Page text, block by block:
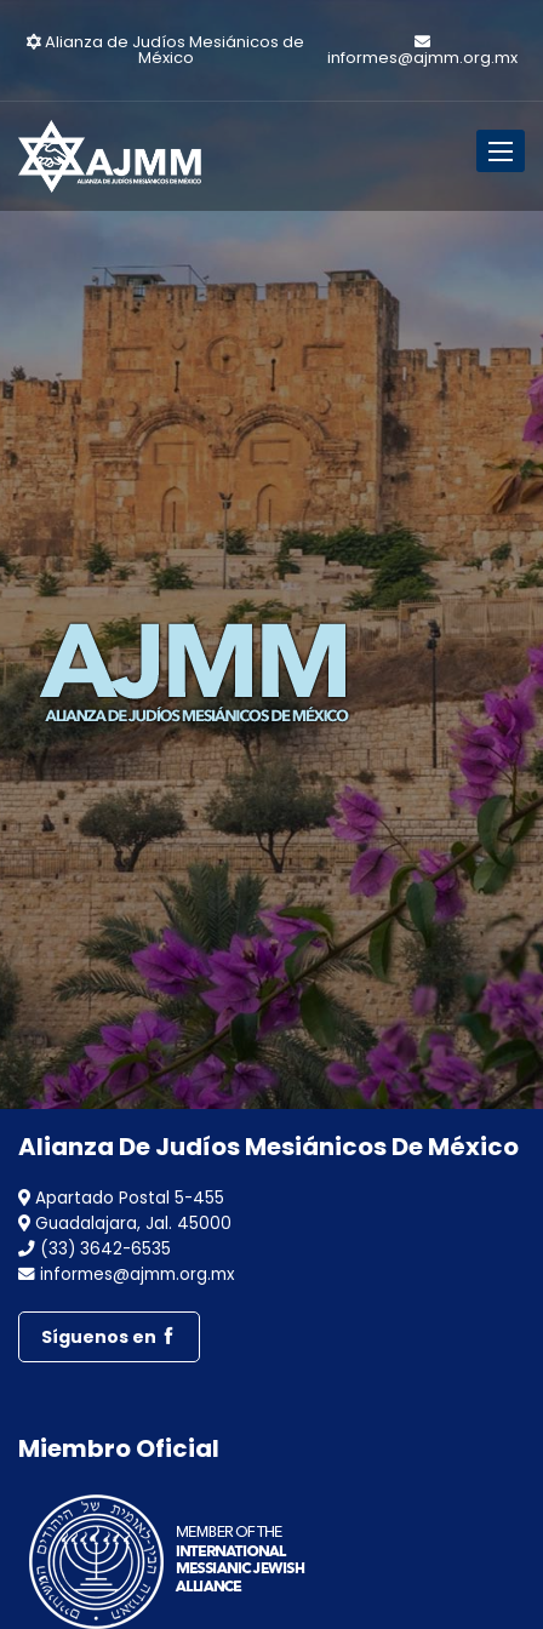
Alianza de Judíos Mesiánicos de
México informes@ajmm.org.mx
Alianza De Judíos Mesiánicos De México
Apartado Postal 5-455
Guadalajara, Jal. 45000
(33) 3642-6535
informes@ajmm.org.mx
Síguenos en
Miembro Oficial